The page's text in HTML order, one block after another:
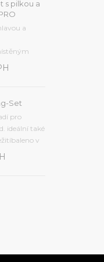
do 7 dnů,
do 7...
s pilkou a
a
nůž z
na řezání
řezu 25
délka...
Set
pro
ideální také
v
(40-
(41-041).